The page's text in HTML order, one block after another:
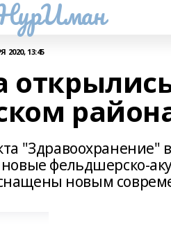
2020, 13:45
"Здравоохранение"
фельдшерско-
новым